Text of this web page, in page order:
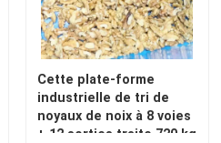
Cette plate-forme
industrielle de tri de
noyaux de noix à 8 voies
+ 12 sorties traite 720 kg